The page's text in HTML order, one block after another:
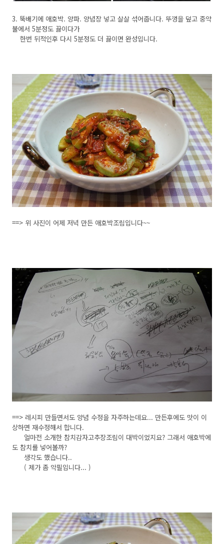
3. 뚝배기에 애호박. 양파. 양념장 넣고 살살 섞어줍니다. 뚜껑을 덮고 중약
불에서 5분정도 끓이다가
한번 뒤적인후 다시 5분정도 더 끓이면 완성입니다.
==> 위 사진이 어제 저녁 만든 애호박조림입니다~~
==> 레시피 만들면서도 양념 수정을 자주하는데요... 만든후에도 맛이 이
상하면 재수정해서 합니다.
얼마전 소개한 참치감자고추장조림이 대박이었지요? 그래서 애호박에
도 참치를 넣어볼까?
생각도 했습니다..
( 제가 좀 악필입니다... )